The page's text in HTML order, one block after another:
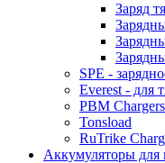
Заряд
SPE -
Everest - для
PBM Chargers
Tonsload
RuTrike
Аккумуляторы для